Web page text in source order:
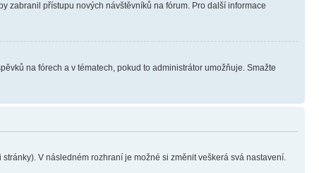
zabranil přístupu nových návštěvníků na fórum. Pro další informace
na fórech a v tématech, pokud to administrátor umožňuje. Smažte
V následném rozhraní je možné si změnit veškerá svá nastavení.